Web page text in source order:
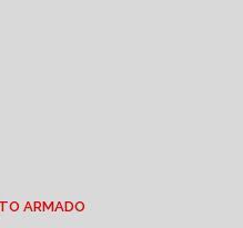
ARMADO